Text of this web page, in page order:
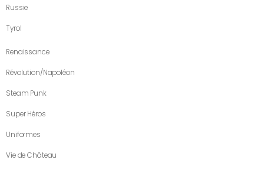
Russie
Tyrol
Renaissance
Révolution/Napoléon
Steam Punk
Super Héros
Uniformes
Vie de Château